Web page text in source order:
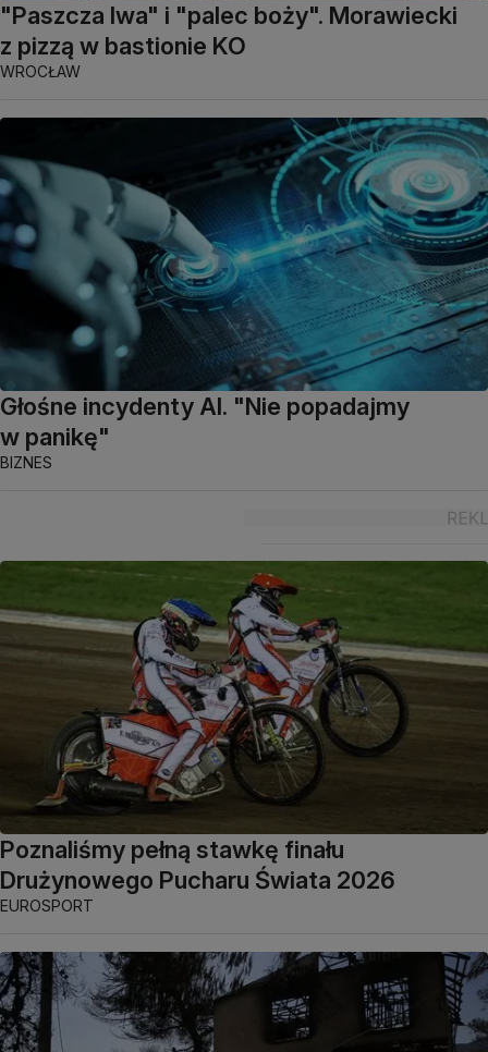
"Paszcza lwa" i "palec boży". Morawiecki
z pizzą w bastionie KO
WROCŁAW
Głośne incydenty AI. "Nie popadajmy
w panikę"
BIZNES
Poznaliśmy pełną stawkę finału
Drużynowego Pucharu Świata 2026
EUROSPORT